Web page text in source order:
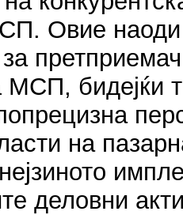
Овие
МСП, бидејќи
на
деловни